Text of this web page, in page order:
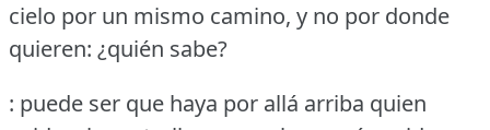
cielo por un mismo camino, y no por donde
quieren: ¿quién sabe?
: puede ser que haya por allá arriba quien